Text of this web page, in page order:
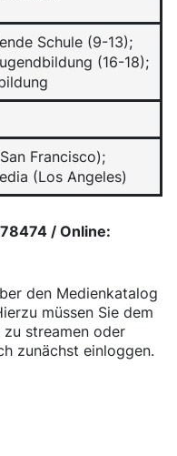
Schule (9-13);
(16-18);
Francisco);
(Los Angeles)
/ Online:
den Medienkatalog
müssen Sie dem
streamen oder
zunächst einloggen.